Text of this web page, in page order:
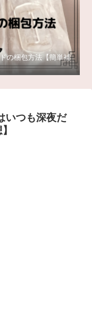
の梱包方法【簡単補
いつも深夜だ